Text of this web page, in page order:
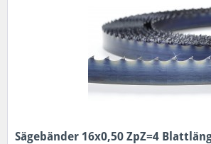
Sägebänder 16x0,50 ZpZ=4